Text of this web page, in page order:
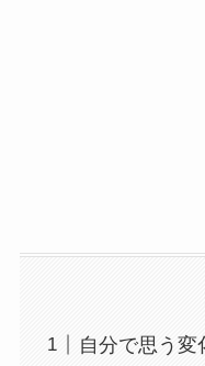
自分で思う変